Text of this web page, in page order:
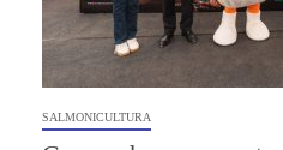
SALMONICULTURA